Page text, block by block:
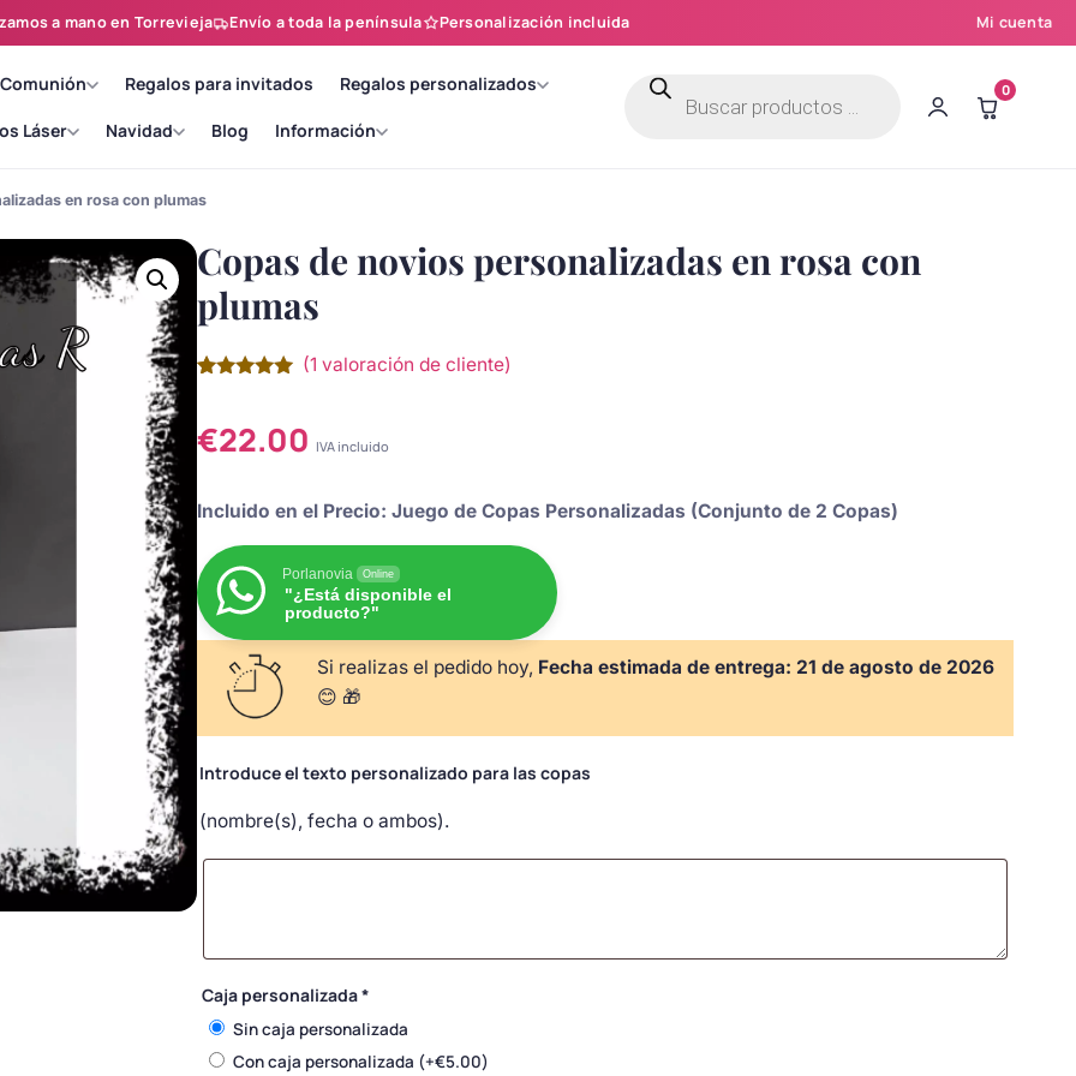
a mano en Torrevieja Envío a toda la península Personalización incluida Mi cuenta
Regalos para invitados Regalos personalizados
Láser Navidad Blog Información
Búsqueda
productos
0
en rosa con plumas
Copas de novios personalizadas en rosa con
plumas
5 en base
avaloración
(1 valoración de cliente)
€22.00 IVA incluido
Incluido en el Precio: Juego de Copas Personalizadas (Conjunto de 2 Copas)
Porlanovia Online
"¿Está disponible el
producto?"
Si realizas el pedido hoy, Fecha estimada de entrega: 21 de agosto de 2026
😊 🎁
Introduce el texto personalizado para las copas
(nombre(s), fecha o ambos).
Caja personalizada*
Sin caja personalizada
Con caja personalizada (+€5.00)